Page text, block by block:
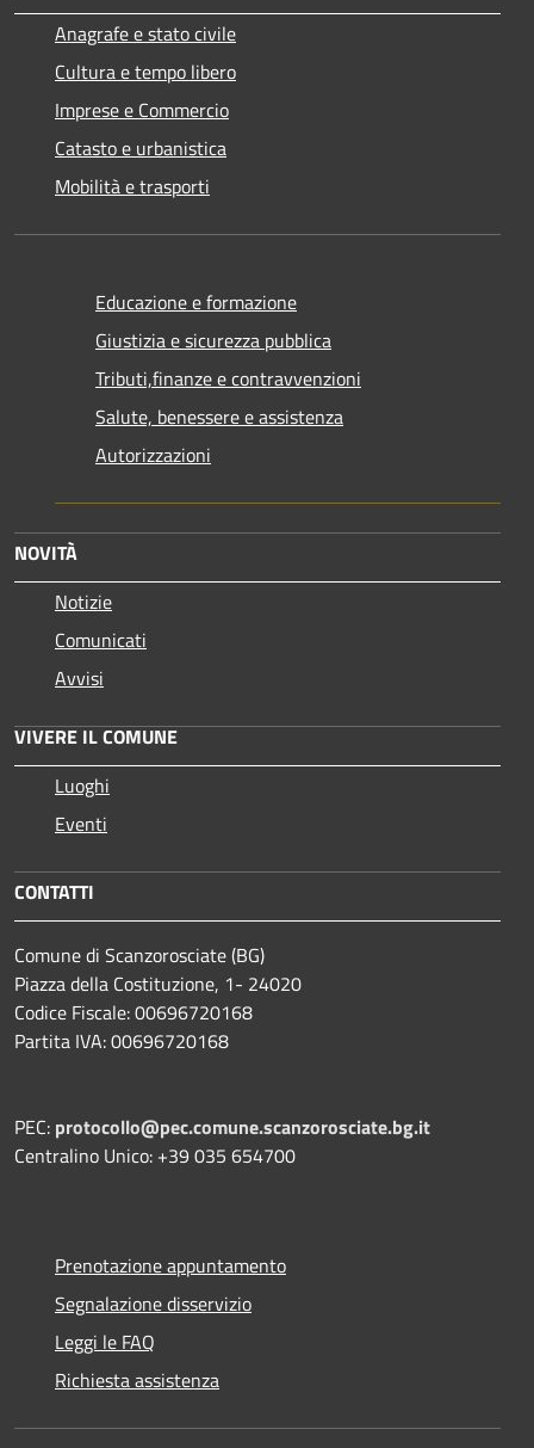
Anagrafe e stato civile
Cultura e tempo libero
Imprese e Commercio
Catasto e urbanistica
Mobilità e trasporti
Educazione e formazione
Giustizia e sicurezza pubblica
Tributi,finanze e contravvenzioni
Salute, benessere e assistenza
Autorizzazioni
NOVITÀ
Notizie
Comunicati
Avvisi
VIVERE IL COMUNE
Luoghi
Eventi
CONTATTI
Comune di Scanzorosciate (BG)
Piazza della Costituzione, 1- 24020
Codice Fiscale: 00696720168
Partita IVA: 00696720168
PEC: protocollo@pec.comune.scanzorosciate.bg.it
Centralino Unico: +39 035 654700
Prenotazione appuntamento
Segnalazione disservizio
Leggi le FAQ
Richiesta assistenza